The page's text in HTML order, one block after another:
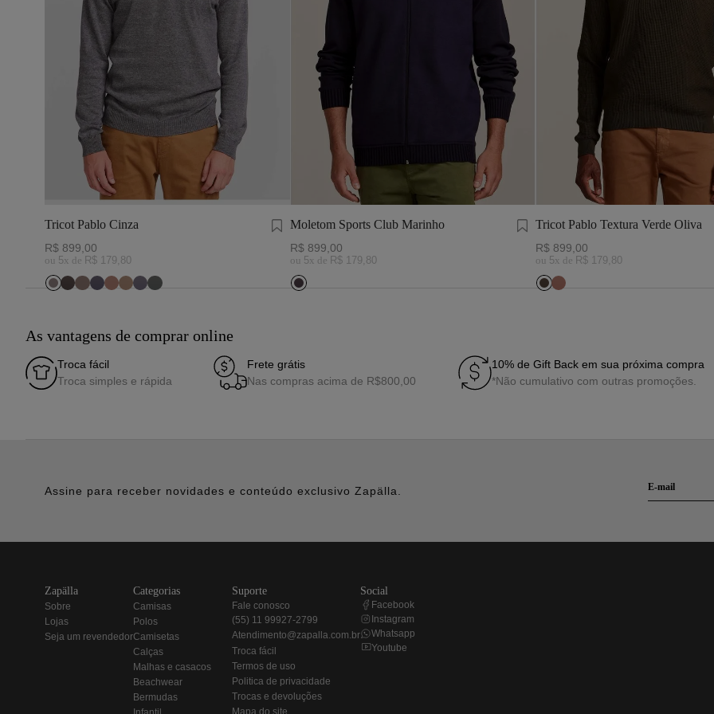
Tricot Pablo Cinza
R$ 899 00
ou 5x de R$ 179 80
Moletom Sports Club Marinho
R$ 899 00
ou 5x de R$ 179 80
Tricot Pablo Textura Verde Oliva
R$ 899 00
ou 5x de R$ 179 80
As vantagens de comprar online
Troca fácil
Troca simples e rápida
Frete grátis
Nas compras acima de R$800,00
10% de Gift Back em sua próxima compra
*Não cumulativo com outras promoções.
Assine para receber novidades e conteúdo exclusivo Zapälla.
zapälla
sobre
lojas
seja um revendedor
categorias
camisas
polos
camisetas
calças
malhas e casacos
beachwear
bermudas
suporte
fale conosco
(55) 11 99927-2799
atendimento@zapalla.com.br
troca fácil
termos de uso
politica de privacidade
trocas e devoluções
mapa do site
social
Facebook
Instagram
Whatsapp
Youtube